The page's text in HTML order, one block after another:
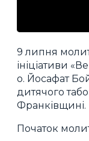
9 липня
ініціативи
о. Йосафат
дитячого
Франківщині.
Початок